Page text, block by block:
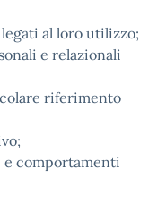
al loro utilizzo;
e relazionali
riferimento
e comportamenti